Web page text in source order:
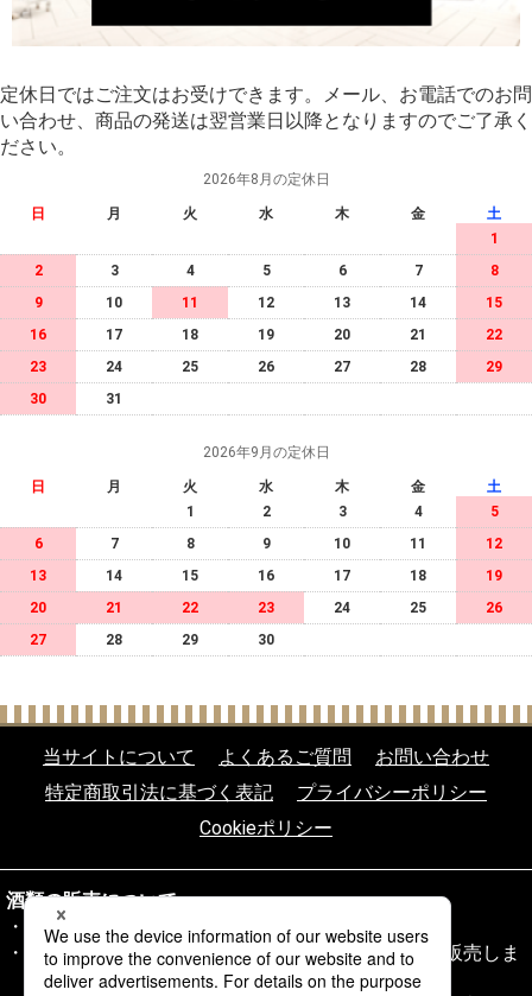
定休日ではご注文はお受けできます。メール、お電話でのお問
い合わせ、商品の発送は翌営業日以降となりますのでご了承く
ださい。
2026年8月の定休日
日 月 火 水 木 金
土
1
2
3 4 5 6 7
8
9
10 11 12 13 14
15
16
17 18 19 20 21
22
23
24 25 26 27 28
29
30
31
2026年9月の定休日
日 月 火 水 木 金
土
1
2 3 4
5
6
7 8 9 10 11
12
13
14 15 16 17 18
19
20
21 22 23 24 25
26
27
28 29 30
当サイトについて よくあるご質問
お問い合わせ
特定商取引法に基づく表記
プライバシーポリシー
Cookieポリシー
酒類の販売について
20歳未満の飲酒は法律により禁じられております。
20歳以上であることを確認できない場合、酒類を販売しま
せん。